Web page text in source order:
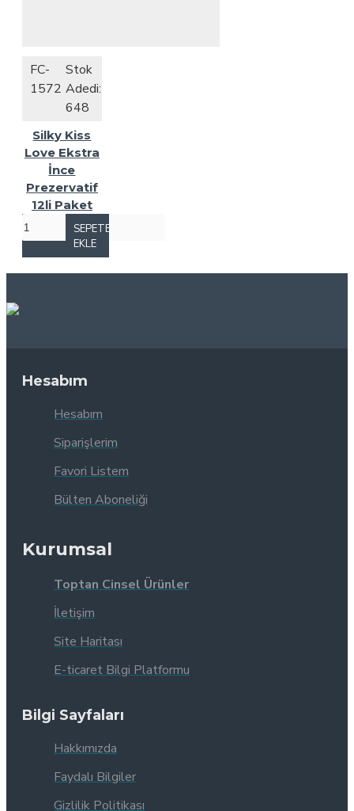
FC-
1572
Stok
Adedi:
648
Silky Kiss
Love Ekstra
İnce
Prezervatif
12li Paket
SEPETE
EKLE
Hesabım
Hesabım
Siparişlerim
Favori Listem
Bülten Aboneliği
Kurumsal
Toptan Cinsel Ürünler
İletişim
Site Haritası
E-ticaret Bilgi Platformu
Bilgi Sayfaları
Hakkımızda
Faydalı Bilgiler
Gizlilik Politikası